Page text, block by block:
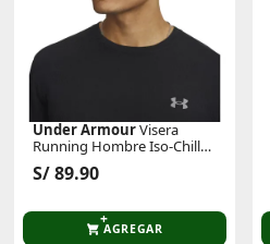
Under ArmourVisera
Running Hombre Iso-Chill
Launch
S/ 89.90
AGREGAR